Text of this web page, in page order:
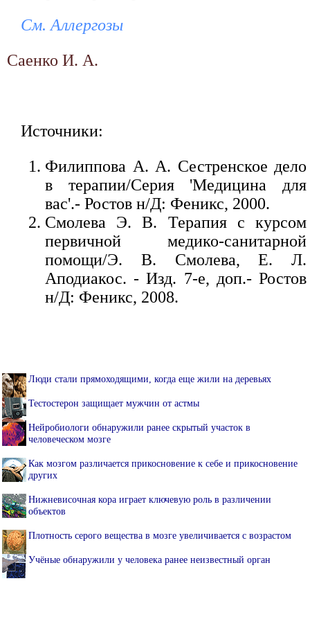
См. Аллергозы
Саенко И. А.
Источники:
Филиппова А. А. Сестренское дело
в терапии/Серия 'Медицина для
вас'.- Ростов н/Д: Феникс, 2000.
Смолева Э. В. Терапия с курсом
первичной медико-санитарной
помощи/Э. В. Смолева, Е. Л.
Аподиакос. - Изд. 7-е, доп.- Ростов
н/Д: Феникс, 2008.
Люди стали прямоходящими, когда еще жили на деревьях
Тестостерон защищает мужчин от астмы
Нейробиологи обнаружили ранее скрытый участок в
человеческом мозге
Как мозгом различается прикосновение к себе и прикосновение
других
Нижневисочная кора играет ключевую роль в различении
объектов
Плотность серого вещества в мозге увеличивается с возрастом
Учёные обнаружили у человека ранее неизвестный орган